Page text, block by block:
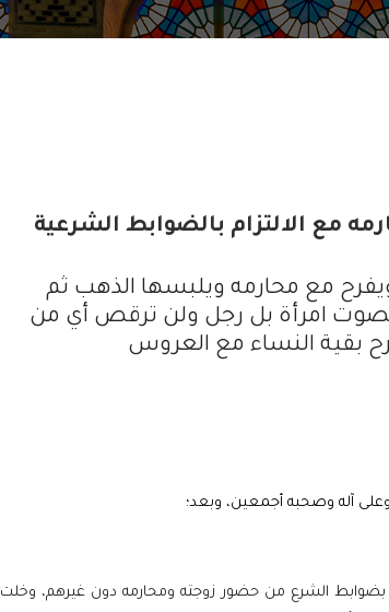
مع الالتزام بالضوابط الشرعية
مع محارمه ويلبسها الذهب ثم
بصوت امرأة بل رجل ولن ترقص أي من
بقية النساء مع العروس
آله وصحبه أجمعين، وبعد؛
بضوابط الشرع من حضور زوجته ومحارمه دون غيرهم، وخلت